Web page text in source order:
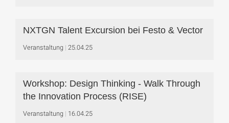
NXTGN Talent Excursion bei Festo & Vector
Veranstaltung 25.04.25
Workshop: Design Thinking - Walk Through
the Innovation Process (RISE)
Veranstaltung 16.04.25